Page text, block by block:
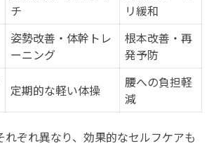
チ
リ緩和
姿勢改善・体幹トレ
ーニング
根本改善・再
発予防
定期的な軽い体操
腰への負担軽
減
れぞれ異なり、効果的なセルフケアも